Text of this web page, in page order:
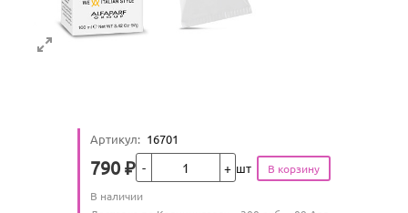
Артикул: 16701
Цена
790 ₽ шт
Количество
В наличии